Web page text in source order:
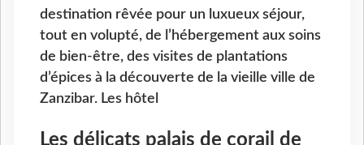
destination rêvée pour un luxueux séjour,
tout en volupté, de l’hébergement aux soins
de bien-être, des visites de plantations
d’épices à la découverte de la vieille ville de
Zanzibar. Les hôtel
Les délicats palais de corail de